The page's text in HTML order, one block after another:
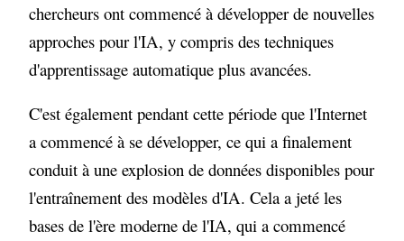
chercheurs ont commencé à développer de nouvelles
approches pour l'IA, y compris des techniques
d'apprentissage automatique plus avancées.
C'est également pendant cette période que l'Internet
a commencé à se développer, ce qui a finalement
conduit à une explosion de données disponibles pour
l'entraînement des modèles d'IA. Cela a jeté les
bases de l'ère moderne de l'IA, qui a commencé